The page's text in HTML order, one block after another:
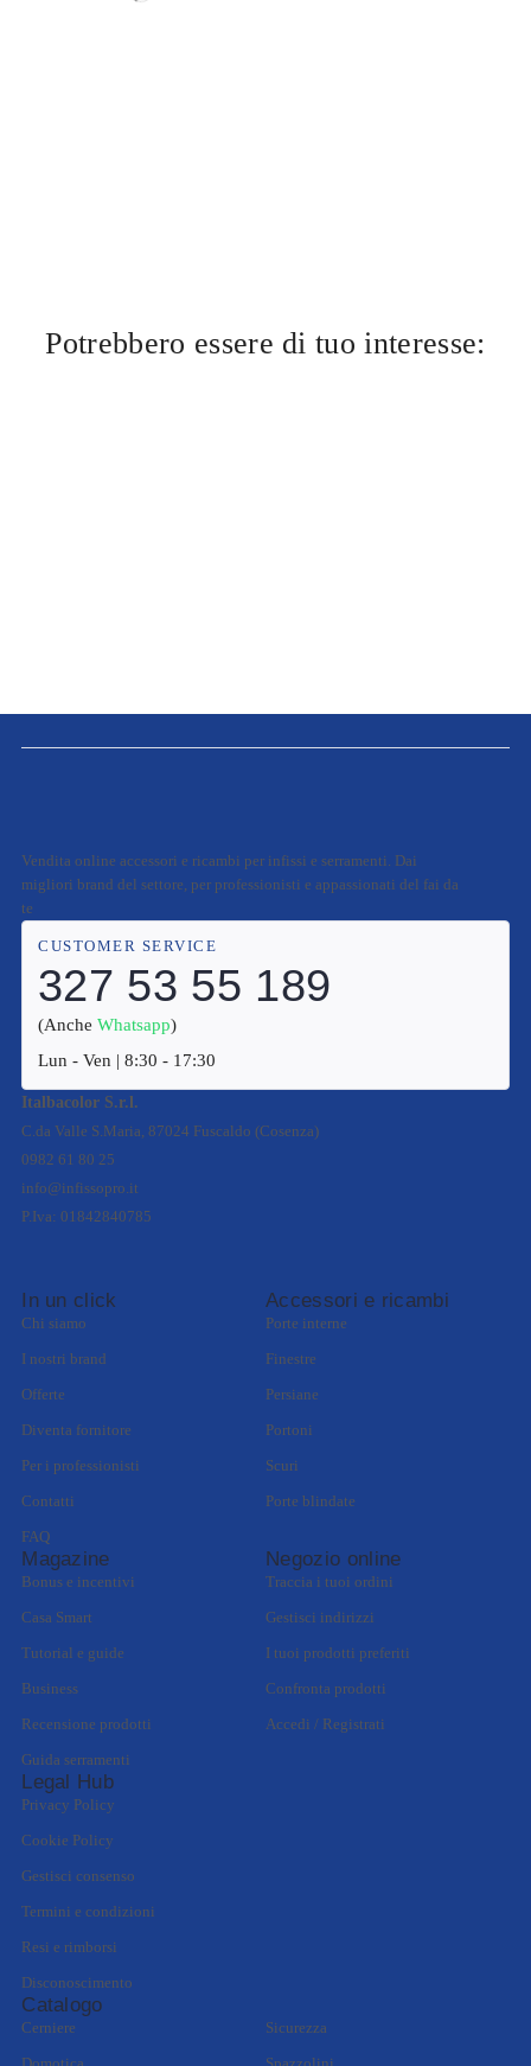
Potrebbero essere di tuo interesse:
Vendita online accessori e ricambi per infissi e serramenti. Dai
migliori brand del settore, per professionisti e appassionati del fai da
te
CUSTOMER SERVICE
327 53 55 189
(AncheWhatsapp)
Lun - Ven | 8:30 - 17:30
Italbacolor S.r.l.
C.da Valle S.Maria, 87024 Fuscaldo (Cosenza)
0982 61 80 25
info@infissopro.it
P.Iva: 01842840785
In un click
Chi siamo
I nostri brand
Offerte
Diventa fornitore
Per i professionisti
Contatti
FAQ
Accessori e ricambi
Porte interne
Finestre
Persiane
Portoni
Scuri
Porte blindate
Magazine
Bonus e incentivi
Casa Smart
Tutorial e guide
Business
Recensione prodotti
Guida serramenti
Negozio online
Traccia i tuoi ordini
Gestisci indirizzi
I tuoi prodotti preferiti
Confronta prodotti
Accedi / Registrati
Legal Hub
Privacy Policy
Cookie Policy
Gestisci consenso
Termini e condizioni
Resi e rimborsi
Disconoscimento
Catalogo
Cerniere Sicurezza